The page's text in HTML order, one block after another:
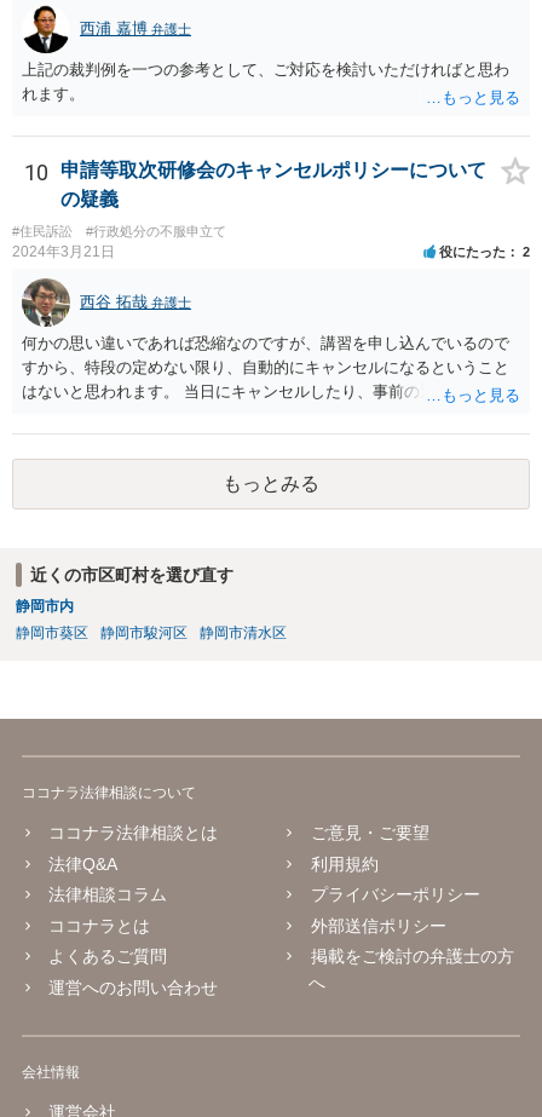
録」に該当しないと考えられます。 なお、刑法１６１条の２は「人の
事務処理を誤らせる目的で、」という要件がかかっているため、当該
目的を欠く場合は刑法１６１条の２に該当しません。
西浦 嘉博 弁護士
上記の裁判例を一つの参考として、ご対応を検討いただければと思わ
れます。
10
申請等取次研修会のキャンセルポリシーについて
の疑義
#住民訴訟 #行政処分の不服申立て
2024年3月21日 役にたった 2
西谷 拓哉 弁護士
何かの思い違いであれば恐縮なのですが、講習を申し込んでいるので
すから、特段の定めない限り、自動的にキャンセルになるということ
はないと思われます。 当日にキャンセルしたり、事前の通知なく不参
のと思慮致します。
もっとみる
近くの市区町村を選び直す
静岡市内
静岡市葵区
静岡市駿河区 静岡市清水区
ココナラ法律相談について
ココナラ法律相談とは
法律Q&A
法律相談コラム
ココナラとは
よくあるご質問
運営へのお問い合わせ
ご意見・ご要望
利用規約
プライバシーポリシー
外部送信ポリシー
掲載をご検討の弁護士の方
へ
会社情報
運営会社